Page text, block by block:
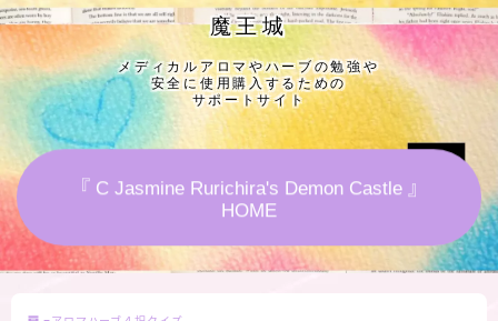
Cジャスミン瑠璃地楽の主な活動先リンク集
プロフィール
アロマハーブアンケート
おすすめ商品＆レビュー
★スペシャルアロマハーブ４択クイズ (kindle出
魔王城
メディカルアロマやハーブの勉強や
安全に使用購入するための
サポートサイト
『 C Jasmine Rurichira's Demon Castle 』
HOME